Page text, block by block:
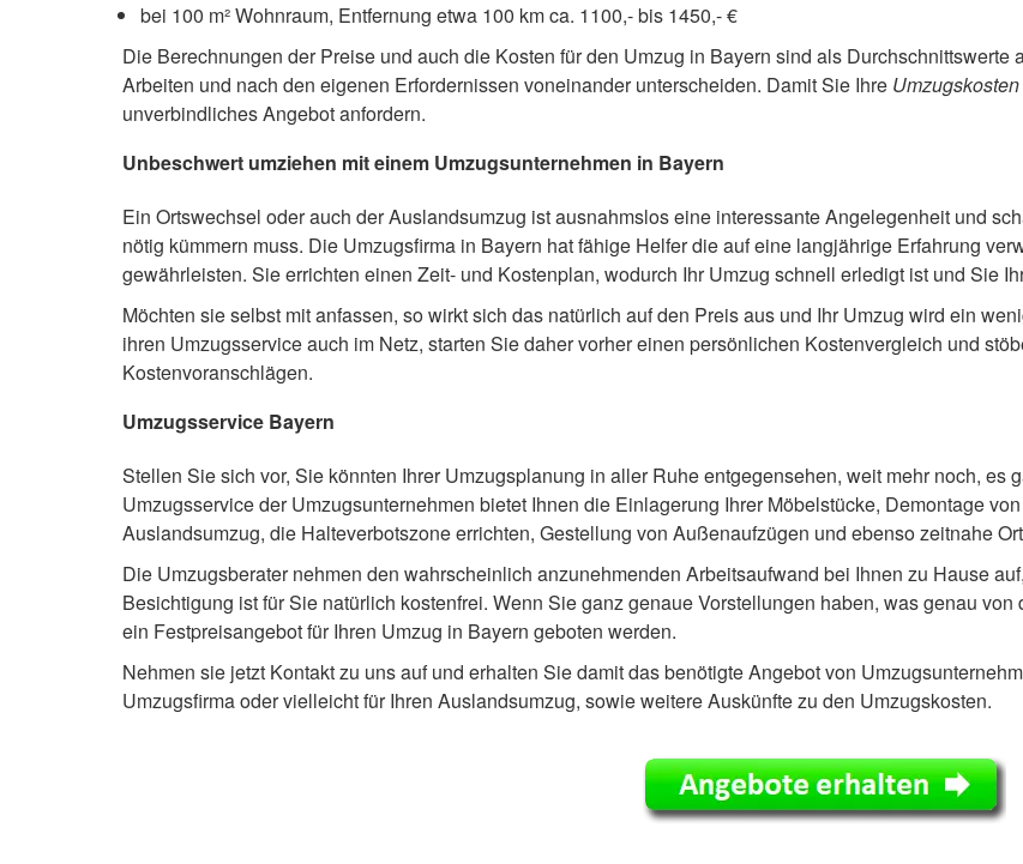
bei 100 m² Wohnraum, Entfernung etwa 100 km ca. 1100,- bis 1450,- €
Die Berechnungen der Preise und auch die Kosten für den Umzug in Bayern sind als
Arbeiten und nach den eigenen Erfordernissen voneinander unterscheiden. Damit Sie Ihre Umzugskosten
unverbindliches Angebot anfordern.
Unbeschwert umziehen mit einem Umzugsunternehmen in Bayern
Ein Ortswechsel oder auch der Auslandsumzug ist ausnahmslos eine interessante Angelegenheit und
nötig kümmern muss. Die Umzugsfirma in Bayern hat fähige Helfer die auf eine langjährige Erfahrung
gewährleisten. Sie errichten einen Zeit- und Kostenplan, wodurch Ihr Umzug schnell erledigt ist und Sie
Möchten sie selbst mit anfassen, so wirkt sich das natürlich auf den Preis aus und Ihr Umzug wird ein
ihren Umzugsservice auch im Netz, starten Sie daher vorher einen persönlichen Kostenvergleich und
Kostenvoranschlägen.
Umzugsservice Bayern
Stellen Sie sich vor, Sie könnten Ihrer Umzugsplanung in aller Ruhe entgegensehen, weit mehr noch, es
Umzugsservice der Umzugsunternehmen bietet Ihnen die Einlagerung Ihrer Möbelstücke, Demontage
Auslandsumzug, die Halteverbotszone errichten, Gestellung von Außenaufzügen und ebenso zeitnahe
Die Umzugsberater nehmen den wahrscheinlich anzunehmenden Arbeitsaufwand bei Ihnen zu Hause
Besichtigung ist für Sie natürlich kostenfrei. Wenn Sie ganz genaue Vorstellungen haben, was genau
ein Festpreisangebot für Ihren Umzug in Bayern geboten werden.
Nehmen sie jetzt Kontakt zu uns auf und erhalten Sie damit das benötigte Angebot von
Umzugsfirma oder vielleicht für Ihren Auslandsumzug, sowie weitere Auskünfte zu den Umzugskosten.